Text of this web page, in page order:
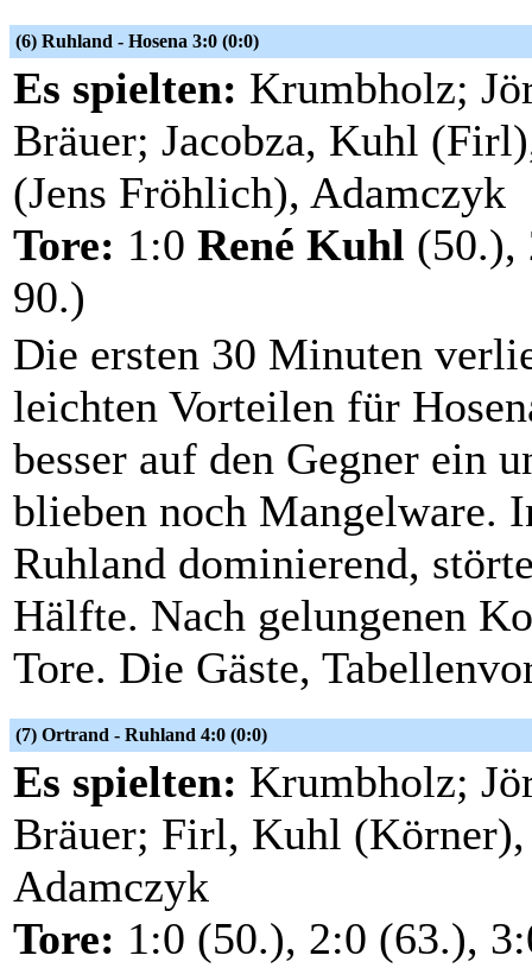
(6) Ruhland - Hosena 3:0 (0:0)
Es spielten: Krumbholz;
Bräuer; Jacobza, Kuhl
(Jens Fröhlich), Adamczyk
Tore: 1:0 René Kuhl
90.)
Die ersten 30 Minuten
leichten Vorteilen für
besser auf den Gegner ein
blieben noch Mangelware.
Ruhland dominierend,
Hälfte. Nach gelungenen
Tore. Die Gäste,
(7) Ortrand - Ruhland 4:0 (0:0)
Es spielten: Krumbholz;
Bräuer; Firl, Kuhl (Körner),
Adamczyk
Tore: 1:0 (50.), 2:0 (63.),